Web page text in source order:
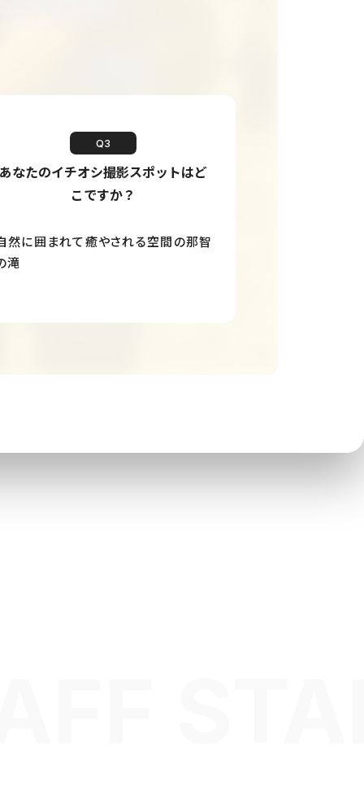
Q3
あなたのイチオシ撮影スポットはど
こですか？
然に囲まれて癒やされる空間の那智
滝